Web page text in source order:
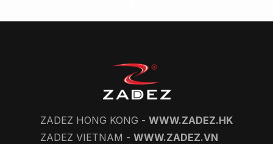
ZADEZ HONG KONG - WWW.ZADEZ.HK
ZADEZ VIETNAM - WWW.ZADEZ.VN